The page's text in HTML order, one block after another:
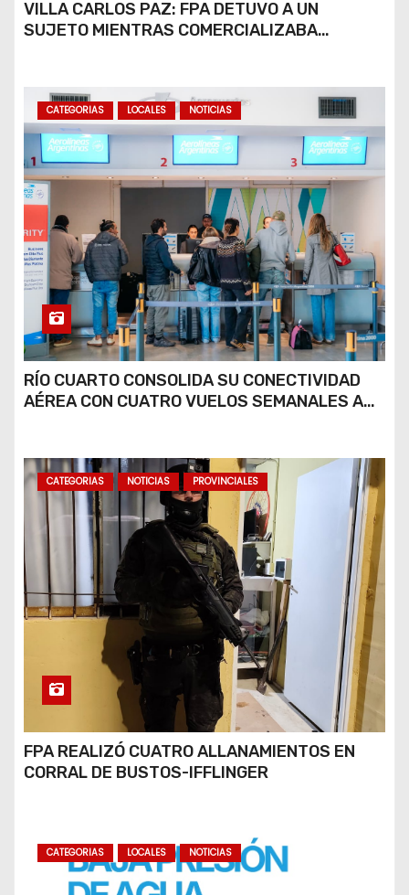
VILLA CARLOS PAZ: FPA DETUVO A UN
SUJETO MIENTRAS COMERCIALIZABA
CATEGORIAS LOCALES NOTICIAS
RÍO CUARTO CONSOLIDA SU CONECTIVIDAD
AÉREA CON CUATRO VUELOS SEMANALES A
CATEGORIAS NOTICIAS PROVINCIALES
FPA REALIZÓ CUATRO ALLANAMIENTOS EN
CORRAL DE BUSTOS-IFFLINGER
CATEGORIAS LOCALES NOTICIAS